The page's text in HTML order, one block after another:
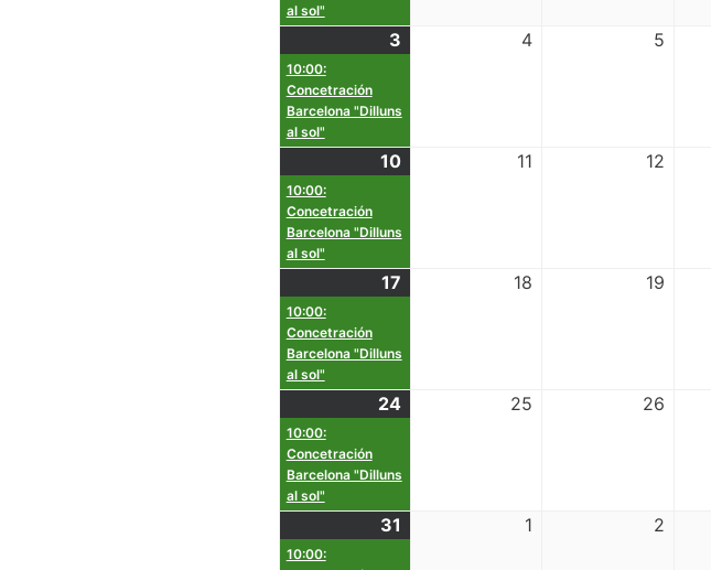
al sol"
3
10:00:
Concetración
Barcelona "Dilluns
al sol"
4 5
10
10:00:
Concetración
Barcelona "Dilluns
al sol"
11 12
17
10:00:
Concetración
Barcelona "Dilluns
al sol"
18 19
24
10:00:
Concetración
Barcelona "Dilluns
al sol"
25 26
31
10:00:
1 2